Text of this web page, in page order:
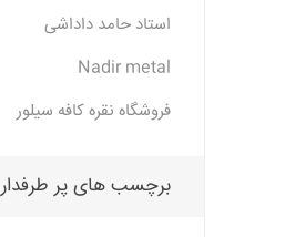
استاد حامد داداشی
Nadir metal
فروشگاه نقره کافه سیلور
برچسب های پر طرفدار